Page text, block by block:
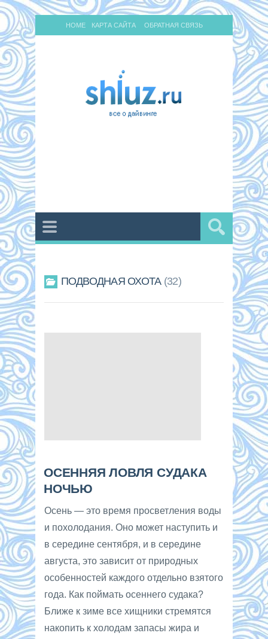
HOME КАРТА САЙТА ОБРАТНАЯ СВЯЗЬ
ПОДВОДНАЯ ОХОТА 32
ОСЕННЯЯ ЛОВЛЯ СУДАКА
НОЧЬЮ
Осень — это время просветления воды
и похолодания. Оно может наступить и
в середине сентября, и в середине
августа, это зависит от природных
особенностей каждого отдельно взятого
года. Как поймать осеннего судака?
Ближе к зиме все хищники стремятся
накопить к холодам запасы жира и